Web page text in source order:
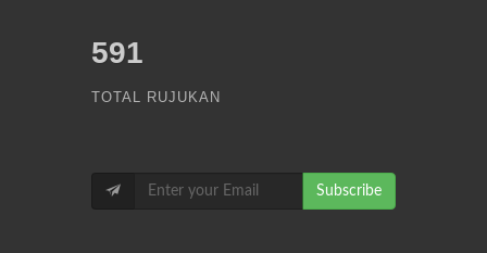
591
TOTAL RUJUKAN
Subscribe